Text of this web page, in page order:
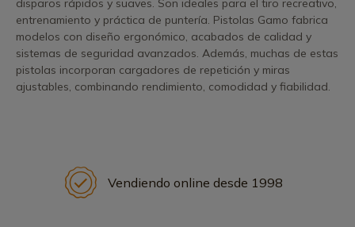
disparos rápidos y suaves. Son ideales para el tiro recreativo,
entrenamiento y práctica de puntería. Pistolas Gamo fabrica
modelos con diseño ergonómico, acabados de calidad y
sistemas de seguridad avanzados. Además, muchas de estas
pistolas incorporan cargadores de repetición y miras
ajustables, combinando rendimiento, comodidad y fiabilidad.
Vendiendo online desde 1998